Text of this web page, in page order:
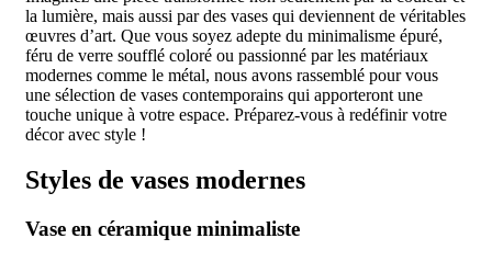
la lumière, mais aussi par des vases qui deviennent de véritables
œuvres d’art. Que vous soyez adepte du minimalisme épuré,
féru de verre soufflé coloré ou passionné par les matériaux
modernes comme le métal, nous avons rassemblé pour vous
une sélection de vases contemporains qui apporteront une
touche unique à votre espace. Préparez-vous à redéfinir votre
décor avec style !
Styles de vases modernes
Vase en céramique minimaliste